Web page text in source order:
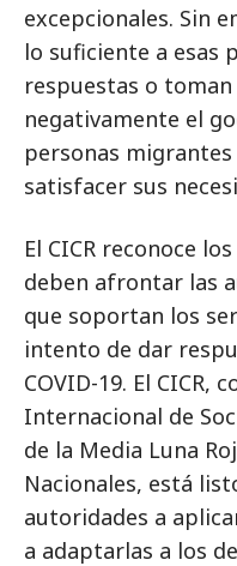
excepcionales. Sin
lo suficiente a esas
respuestas o
negativamente el
personas
satisfacer sus
El CICR reconoce
deben afrontar las
que soportan los
intento de dar
COVID-19. El CICR,
Internacional de
de la Media Luna
Nacionales, está
autoridades a
a adaptarlas a los